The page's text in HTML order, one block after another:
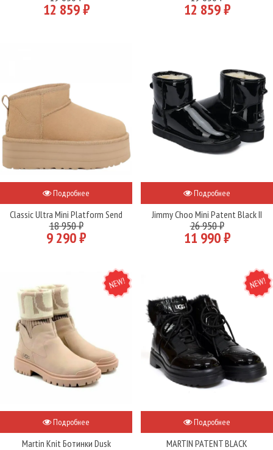
12 859 ₽ 12 859 ₽
Подробнее
Classic Ultra Mini Platform Send
18 950 ₽
9 290 ₽
Подробнее
Jimmy Choo Mini Patent Black II
26 950 ₽
11 990 ₽
NEW
Подробнее
Martin Knit Ботинки Dusk
NEW
Подробнее
MARTIN PATENT BLACK